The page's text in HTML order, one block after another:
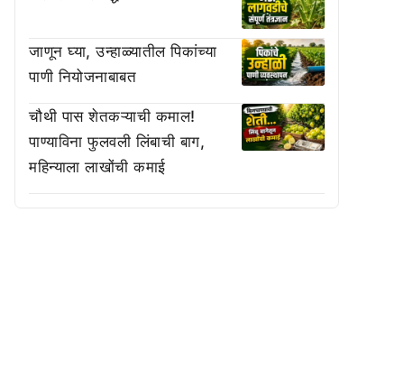
जाणून घ्या, उन्हाळ्यातील पिकांच्या
पाणी नियोजनाबाबत
चौथी पास शेतकऱ्याची कमाल!
पाण्याविना फुलवली लिंबाची बाग,
महिन्याला लाखोंची कमाई